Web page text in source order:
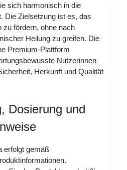
sich harmonisch in die
Die Zielsetzung ist es, das
zu fördern, ohne nach
Heilung zu greifen. Die
Premium-Plattform
Nutzerinnen
Herkunft und Qualität
Dosierung und
erfolgt gemäß